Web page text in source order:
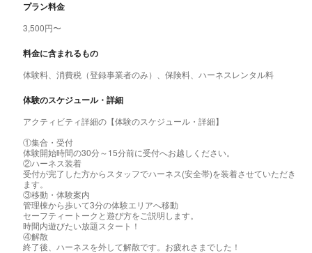
プラン料金
3,500円〜
料金に含まれるもの
体験料、消費税（登録事業者のみ）、保険料、ハーネスレンタル料
体験のスケジュール・詳細
アクティビティ詳細の【体験のスケジュール・詳細】
①集合・受付
体験開始時間の30分～15分前に受付へお越しください。
②ハーネス装着
受付が完了した方からスタッフでハーネス(安全帯)を装着させていただき
ます。
③移動・体験案内
管理棟から歩いて3分の体験エリアへ移動
セーフティートークと遊び方をご説明します。
時間内遊びたい放題スタート！
④解散
終了後、ハーネスを外して解散です。お疲れさまでした！